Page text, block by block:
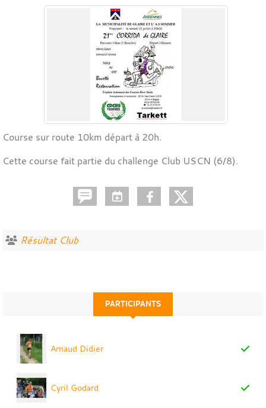
Course sur route 10km départ à 20h.
Cette course fait partie du challenge Club USCN (6/8).
Résultat Club
PARTICIPANTS
Arnaud Didier
Cyril Godard